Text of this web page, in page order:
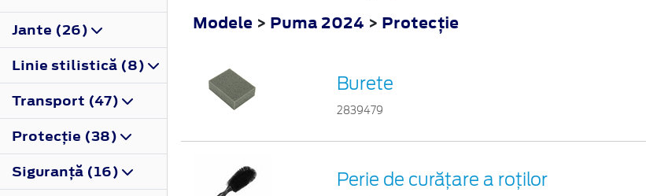
Jante (26)
Linie stilistică (8)
Transport (47)
Protecţie (38)
Siguranţă (16)
Modele > Puma 2024 > Protecţie
Burete
2839479
Perie de curățare a roților